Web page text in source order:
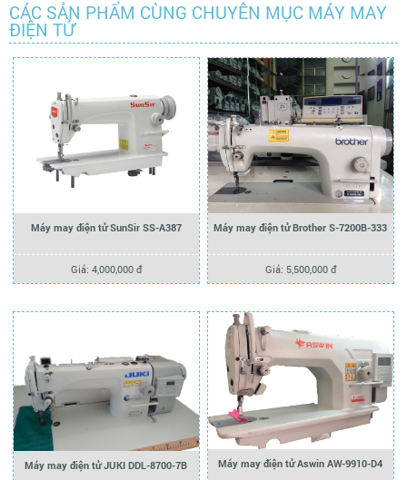
CÁC SẢN PHẨM CÙNG CHUYÊN MỤC MÁY MAY
ĐIỆN TỬ
Máy may điện tử SunSir SS-A387
Giá: 4,000,000 đ
Máy may điện tử Brother S-7200B-333
Giá: 5,500,000 đ
Máy may điện tử JUKI DDL-8700-7B Máy may điện tử Aswin AW-9910-D4